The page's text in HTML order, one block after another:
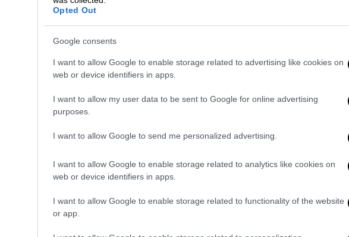
Opted Out
Google consents
I want to allow Google to enable storage related to advertising like cookies on
web or device identifiers in apps.
I want to allow my user data to be sent to Google for online advertising
purposes.
I want to allow Google to send me personalized advertising.
I want to allow Google to enable storage related to analytics like cookies on
web or device identifiers in apps.
I want to allow Google to enable storage related to functionality of the website
or app.
«Αλλοιώθηκαν τα λεγόμενά μας»
Μελίσσια: Δεν θέλουν τους
Φλέμινγκ»
αντιδρούν και ζητούν να μην
νοσοκομείου για να μείνουν οι